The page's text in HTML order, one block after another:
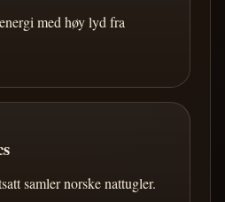
med høy lyd fra
samler norske nattugler.